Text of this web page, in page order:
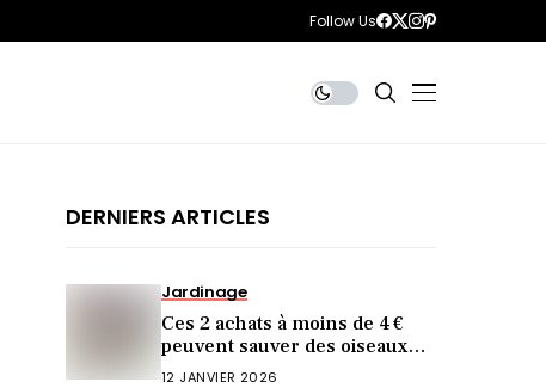
Follow Us
DERNIERS ARTICLES
Jardinage
Ces 2 achats à moins de 4 €
peuvent sauver des oiseaux
cet hiver (et vous ne le saviez
12 JANVIER 2026